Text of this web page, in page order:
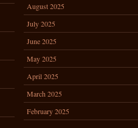
August 2025
July 2025
June 2025
May 2025
April 2025
March 2025
February 2025